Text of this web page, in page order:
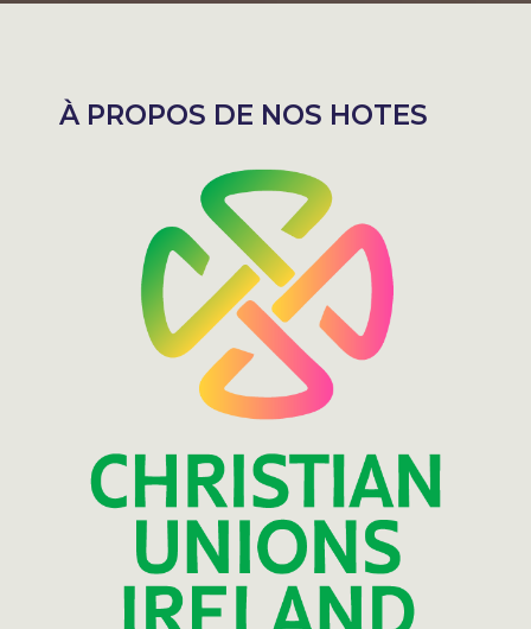
À PROPOS DE NOS HOTES